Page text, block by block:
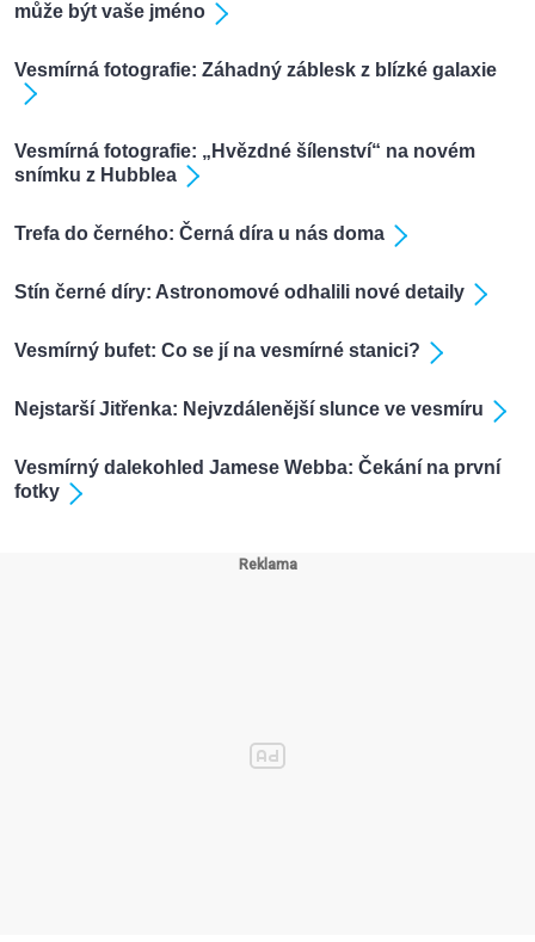
může být vaše jméno
Vesmírná fotografie: Záhadný záblesk z blízké galaxie
Vesmírná fotografie: „Hvězdné šílenství“ na novém
snímku z Hubblea
Trefa do černého: Černá díra u nás doma
Stín černé díry: Astronomové odhalili nové detaily
Vesmírný bufet: Co se jí na vesmírné stanici?
Nejstarší Jitřenka: Nejvzdálenější slunce ve vesmíru
Vesmírný dalekohled Jamese Webba: Čekání na první
fotky